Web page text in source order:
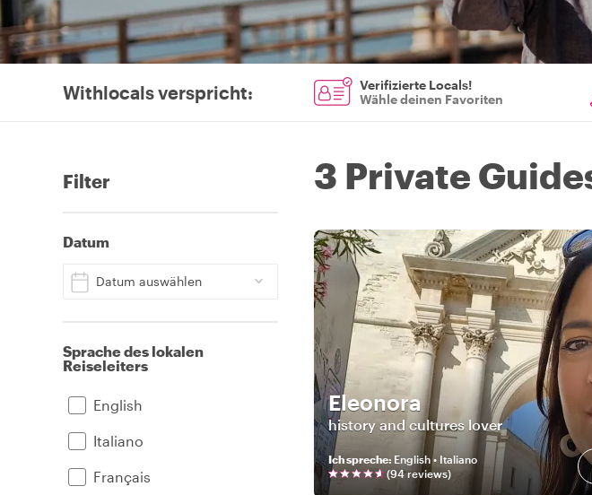
Withlocals verspricht:
Verifizierte Locals!
Wähle deinen Favoriten
Filter
Datum
Datum auswählen
Sprache des lokalen
Reiseleiters
English
Italiano
Français
3 Private
Eleonora
history and cultures lover
Ich spreche: English • Italiano
(94reviews)